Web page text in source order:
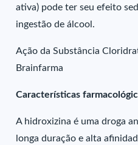
ativa) pode ter seu efeito
ingestão de álcool.
Ação da Substância
Brainfarma
Características
A hidroxizina é uma droga
longa duração e alta